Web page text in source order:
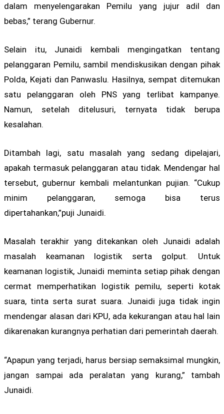
dalam menyelengarakan Pemilu yang jujur adil dan
bebas,” terang Gubernur.
Selain itu, Junaidi kembali mengingatkan tentang
pelanggaran Pemilu, sambil mendiskusikan dengan pihak
Polda, Kejati dan Panwaslu. Hasilnya, sempat ditemukan
satu pelanggaran oleh PNS yang terlibat kampanye.
Namun, setelah ditelusuri, ternyata tidak berupa
kesalahan.
Ditambah lagi, satu masalah yang sedang dipelajari,
apakah termasuk pelanggaran atau tidak. Mendengar hal
tersebut, gubernur kembali melantunkan pujian. “Cukup
minim pelanggaran, semoga bisa terus
dipertahankan,”puji Junaidi.
Masalah terakhir yang ditekankan oleh Junaidi adalah
masalah keamanan logistik serta golput. Untuk
keamanan logistik, Junaidi meminta setiap pihak dengan
cermat memperhatikan logistik pemilu, seperti kotak
suara, tinta serta surat suara. Junaidi juga tidak ingin
mendengar alasan dari KPU, ada kekurangan atau hal lain
dikarenakan kurangnya perhatian dari pemerintah daerah.
“Apapun yang terjadi, harus bersiap semaksimal mungkin,
jangan sampai ada peralatan yang kurang,” tambah
Junaidi.